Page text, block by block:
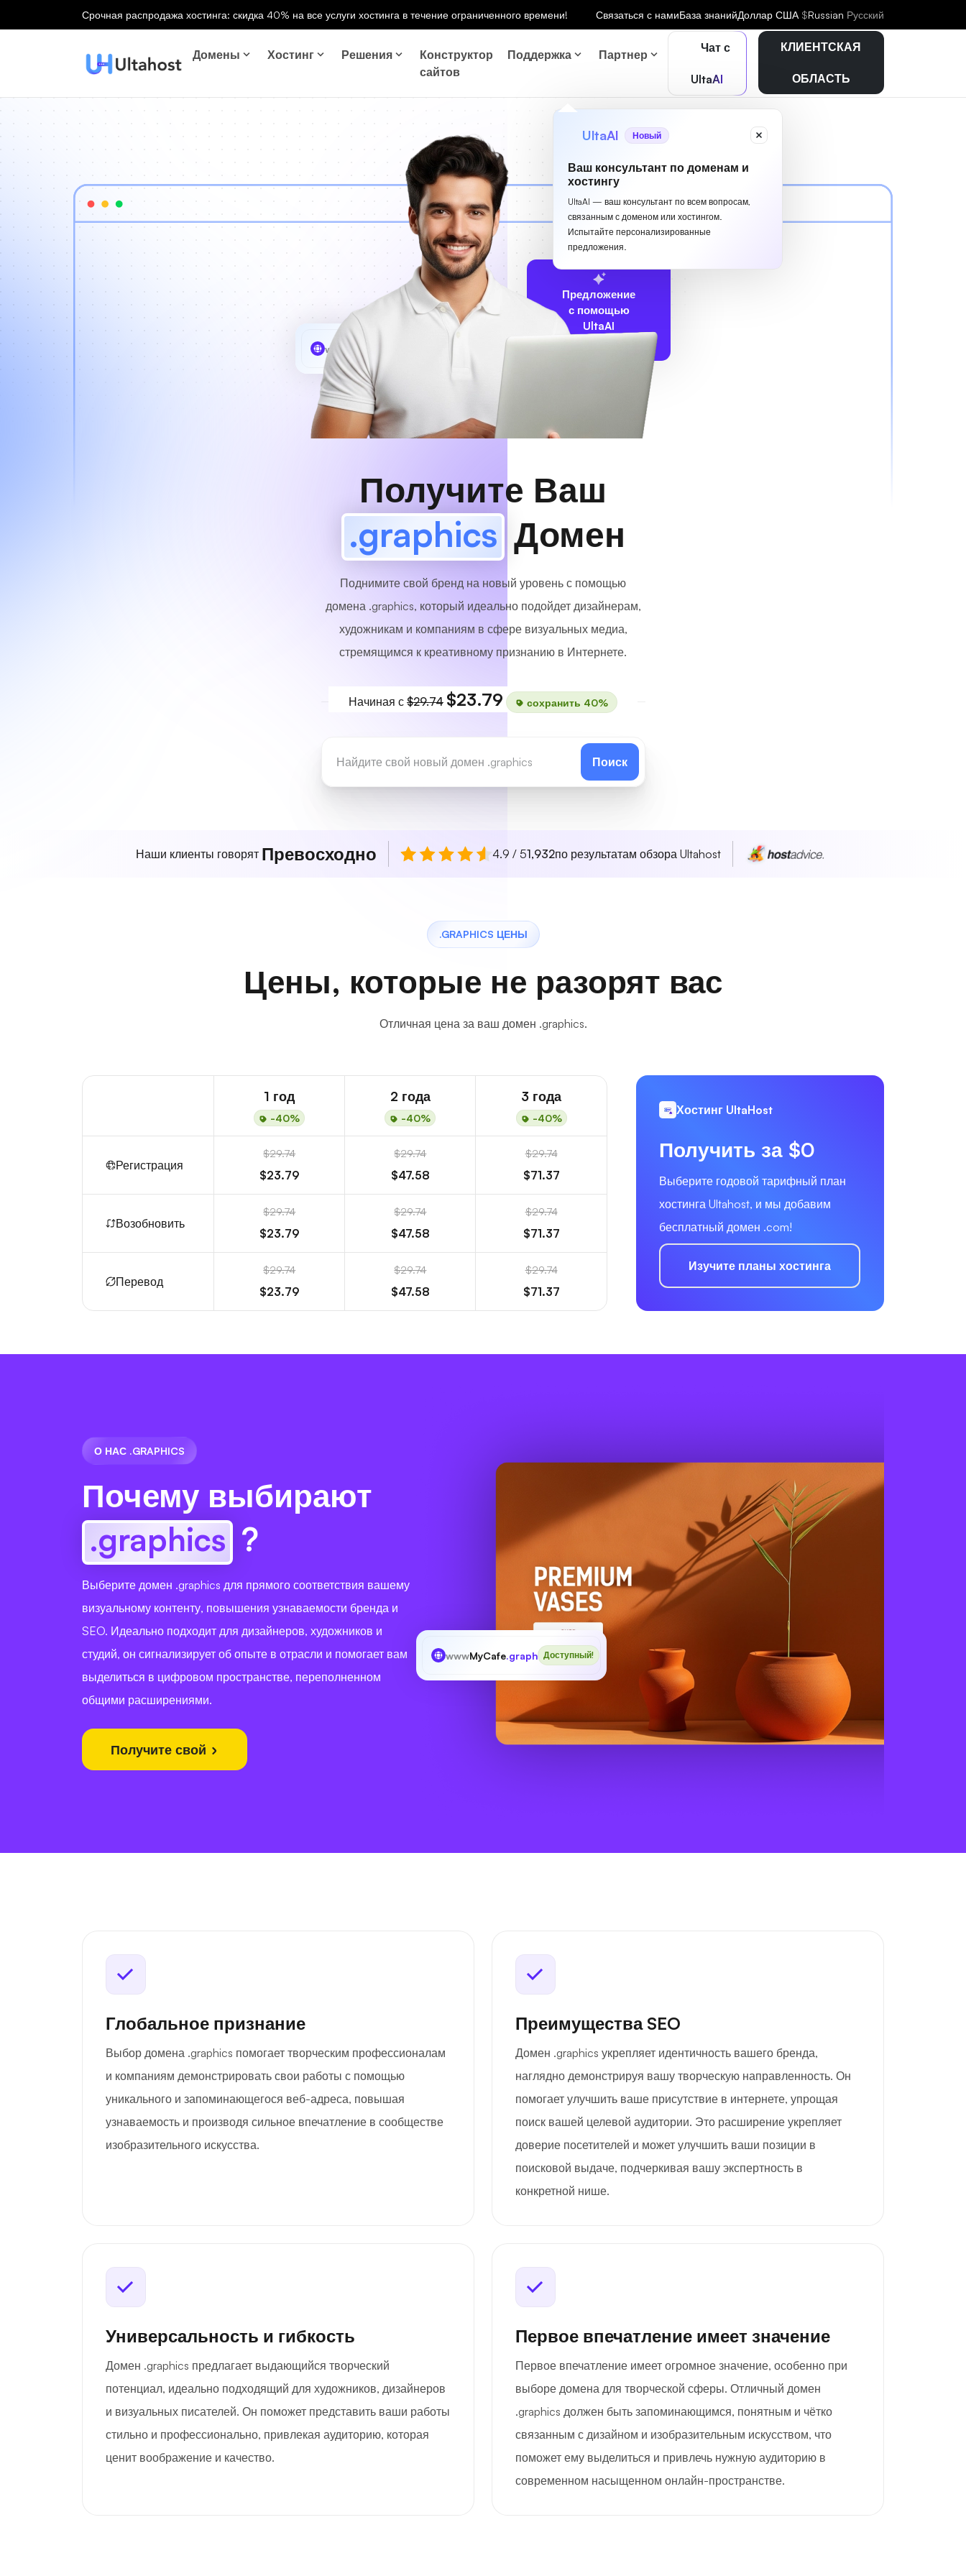
Срочная распродажа хостинга: скидка 40% на все услуги хостинга в течение ограниченного времени! Связаться с намиБаза знанийДоллар США $Russian Русский
Домены Хостинг Решения
Конструктор
сайтов
Поддержка Партнер Чат с
UltaAI
UltaAI Новый
Ваш консультант по доменам и
хостингу
UltaAI — ваш консультант по всем вопросам,
связанным с доменом или хостингом.
Испытайте персонализированные
предложения.
КЛИЕНТСКАЯ
ОБЛАСТЬ
Предложение
с помощью
UltaAI
www MyCafe
Получите Ваш
.graphics Домен
Поднимите свой бренд на новый уровень с помощью
домена .graphics, который идеально подойдет дизайнерам,
художникам и компаниям в сфере визуальных медиа,
стремящимся к креативному признанию в Интернете.
Начиная с $29.74 $23.79 сохранить 40%
Поиск
Наши клиенты говорят Превосходно 4.9 / 51,932по результатам обзора Ultahost
.GRAPHICS ЦЕНЫ
Цены, которые не разорят вас
Отличная цена за ваш домен .graphics.
1 год
-40%
2 года
-40%
3 года
-40%
Регистрация
$29.74
$23.79
$29.74
$47.58
$29.74
$71.37
Возобновить
$29.74
$23.79
$29.74
$47.58
$29.74
$71.37
Перевод
$29.74
$23.79
$29.74
$47.58
$29.74
$71.37
Хостинг UltaHost
Получить за $0
Выберите годовой тарифный план
хостинга Ultahost, и мы добавим
бесплатный домен .com!
Изучите планы хостинга
О НАС .GRAPHICS
Почему выбирают
.graphics ?
Выберите домен .graphics для прямого соответствия вашему
визуальному контенту, повышения узнаваемости бренда и
SEO. Идеально подходит для дизайнеров, художников и
студий, он сигнализирует об опыте в отрасли и помогает вам
выделиться в цифровом пространстве, переполненном
общими расширениями.
Получите свой
wwwMyCafe.graphicsДоступный!
Глобальное признание
Выбор домена .graphics помогает творческим профессионалам
и компаниям демонстрировать свои работы с помощью
уникального и запоминающегося веб-адреса, повышая
узнаваемость и производя сильное впечатление в сообществе
изобразительного искусства.
Преимущества SEO
Домен .graphics укрепляет идентичность вашего бренда,
наглядно демонстрируя вашу творческую направленность. Он
помогает улучшить ваше присутствие в интернете, упрощая
поиск вашей целевой аудитории. Это расширение укрепляет
доверие посетителей и может улучшить ваши позиции в
поисковой выдаче, подчеркивая вашу экспертность в
конкретной нише.
Универсальность и гибкость
Домен .graphics предлагает выдающийся творческий
потенциал, идеально подходящий для художников, дизайнеров
и визуальных писателей. Он поможет представить ваши работы
стильно и профессионально, привлекая аудиторию, которая
ценит воображение и качество.
Первое впечатление имеет значение
Первое впечатление имеет огромное значение, особенно при
выборе домена для творческой сферы. Отличный домен
.graphics должен быть запоминающимся, понятным и чётко
связанным с дизайном и изобразительным искусством, что
поможет ему выделиться и привлечь нужную аудиторию в
современном насыщенном онлайн-пространстве.